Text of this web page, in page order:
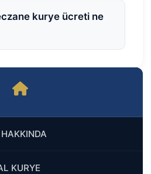
KURYE
kurye ücreti ne